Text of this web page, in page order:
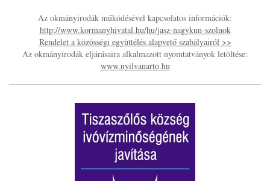
Az okmányirodák működésével kapcsolatos információk:
http://www.kormanyhivatal.hu/hu/jasz-nagykun-szolnok
Rendelet a közösségi együttélés alapvető szabályairól >>
Az okmányirodák eljárásaira alkalmazott nyomtatványok letöltése:
www.nyilvanarto.hu